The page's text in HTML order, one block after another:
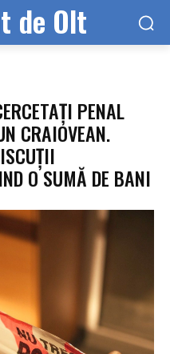
de Olt
PENAL
CRAIOVEAN.
O SUMĂ DE BANI